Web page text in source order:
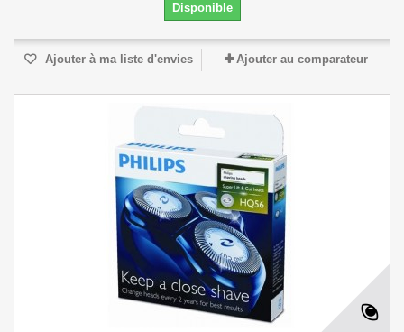
Disponible
Ajouter à ma liste d'envies Ajouter au comparateur